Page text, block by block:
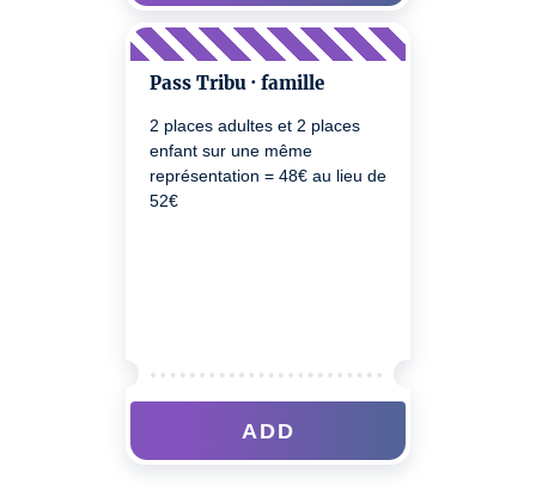
Pass Tribu · famille
2 places adultes et 2 places
enfant sur une même
représentation = 48€ au lieu de
52€
ADD